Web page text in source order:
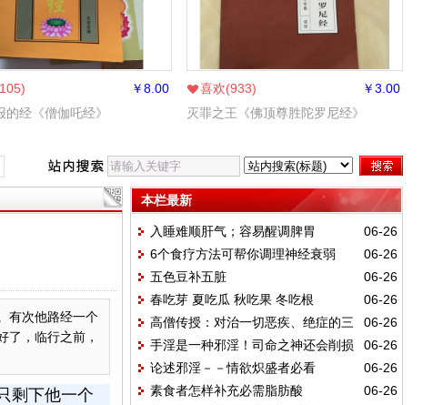
￥8.00
)
的经《僧伽吒经》
￥3.00
喜欢(933)
灭罪之王《佛顶尊胜陀罗尼经》
有次他路经一个
了，临行之前，
剩下他一个
本栏最新
06-26
入睡难顺肝气；容易醒调脾胃
06-26
6个食疗方法可帮你调理神经衰弱
06-26
五色豆补五脏
06-26
春吃芽 夏吃瓜 秋吃果 冬吃根
06-26
高僧传授：对治一切恶疾、绝症的三
件法宝
06-26
手淫是一种邪淫！司命之神还会削损
福报
06-26
论述邪淫－－情欲炽盛者必看
06-26
素食者怎样补充必需脂肪酸